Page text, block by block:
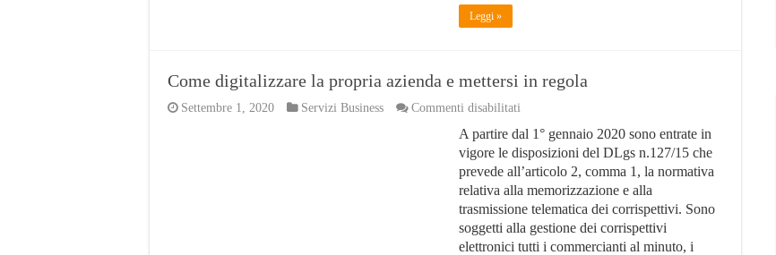
Leggi »
Come digitalizzare la propria azienda e mettersi in regola
Settembre 1, 2020 Servizi Business Commenti disabilitati
digitalizzare
la
propria
azienda
e
mettersi
regola
A partire dal 1° gennaio 2020 sono entrate in
vigore le disposizioni del DLgs n.127/15 che
prevede all’articolo 2, comma 1, la normativa
relativa alla memorizzazione e alla
trasmissione telematica dei corrispettivi. Sono
soggetti alla gestione dei corrispettivi
elettronici tutti i commercianti al minuto, i